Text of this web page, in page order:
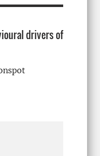
drivers of